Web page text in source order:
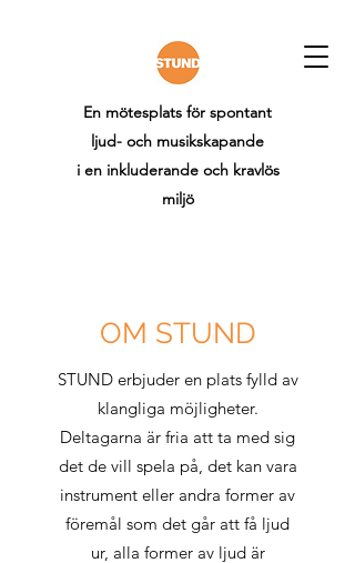
En mötesplats för spontant
ljud- och musikskapande
i en inkluderande och kravlös
miljö
OM STUND
STUND erbjuder en plats fylld av
klangliga möjligheter.
Deltagarna är fria att ta med sig
det de vill spela på, det kan vara
instrument eller andra former av
föremål som det går att få ljud
ur, alla former av ljud är